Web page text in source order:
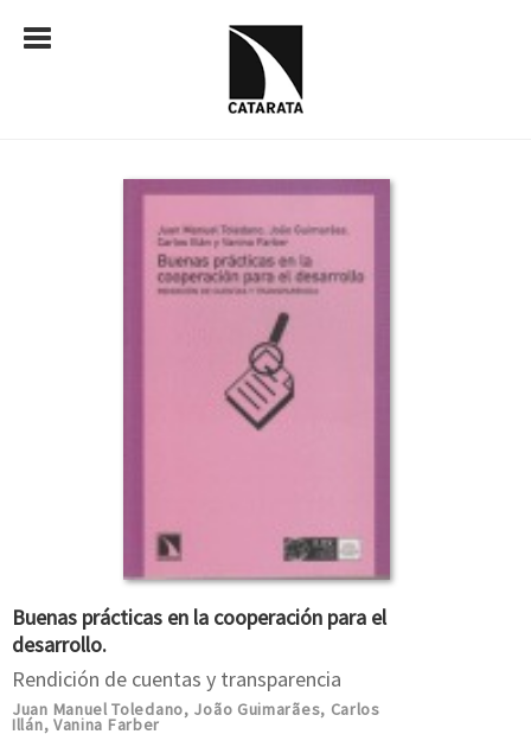
Buenas prácticas en la cooperación para el
desarrollo.
Rendición de cuentas y transparencia
Juan Manuel Toledano, João Guimarães, Carlos
Illán, Vanina Farber